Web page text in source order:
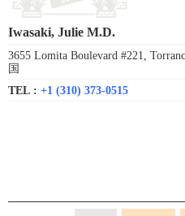
Iwasaki, Julie M.D.
3655 Lomita Boulevard #221,
国
TEL : +1 (310) 373-0515